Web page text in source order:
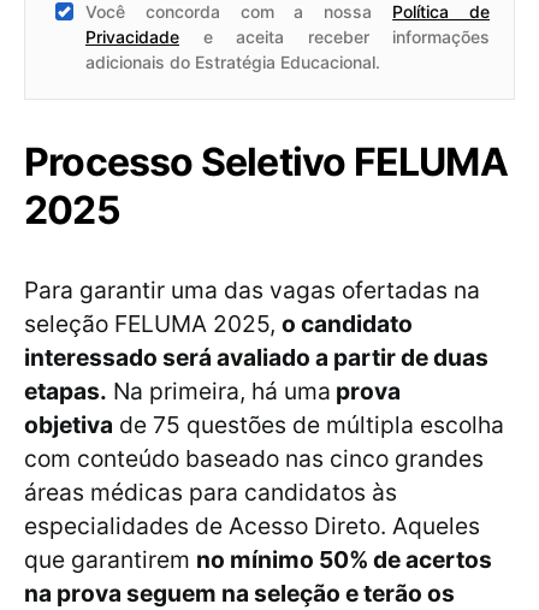
Você concorda com a nossa Política de
Privacidade e aceita receber informações
adicionais do Estratégia Educacional.
Processo Seletivo FELUMA
2025
Para garantir uma das vagas ofertadas na
seleção FELUMA 2025, o candidato
interessado será avaliado a partir de duas
etapas. Na primeira, há uma prova
objetiva de 75 questões de múltipla escolha
com conteúdo baseado nas cinco grandes
áreas médicas para candidatos às
especialidades de Acesso Direto. Aqueles
que garantirem no mínimo 50% de acertos
na prova seguem na seleção e terão os